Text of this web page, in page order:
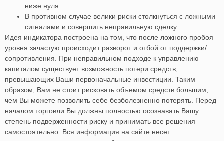
ниже нуля.
В противном случае велики риски столкнуться с ложными
сигналами и совершить неправильную сделку.
Идея индикатора построена на том, что после ложного пробоя
уровня зачастую происходит разворот и отбой от поддержки/
сопротивления. При неправильном подходе к управлению
капиталом существует возможность потери средств,
превышающих Ваши первоначальные инвестиции. Таким
образом, Вам не стоит рисковать объемом средств большим,
чем Вы можете позволить себе безболезненно потерять. Перед
началом торговли Вы должны полностью осознавать Вашу
степень подверженности риску и принимать все решения
самостоятельно. Вся информация на сайте несет